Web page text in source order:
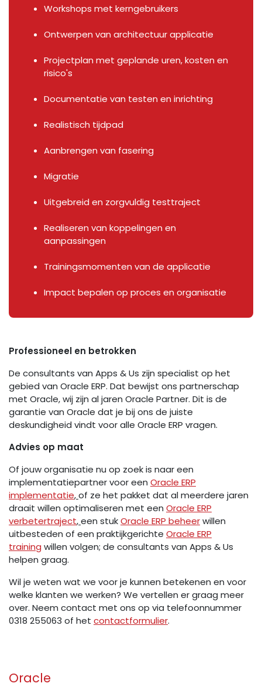
Workshops met kerngebruikers
Ontwerpen van architectuur applicatie
Projectplan met geplande uren, kosten en
risico's
Documentatie van testen en inrichting
Realistisch tijdpad
Aanbrengen van fasering
Migratie
Uitgebreid en zorgvuldig testtraject
Realiseren van koppelingen en
aanpassingen
Trainingsmomenten van de applicatie
Impact bepalen op proces en organisatie
Professioneel en betrokken
De consultants van Apps & Us zijn specialist op het
gebied van Oracle ERP. Dat bewijst ons partnerschap
met Oracle, wij zijn al jaren Oracle Partner. Dit is de
garantie van Oracle dat je bij ons de juiste
deskundigheid vindt voor alle Oracle ERP vragen.
Advies op maat
Of jouw organisatie nu op zoek is naar een
implementatiepartner voor een Oracle ERP
implementatie,of ze het pakket dat al meerdere jaren
draait willen optimaliseren met een Oracle ERP
verbetertraject,een stukOracle ERP beheerwillen
uitbesteden of een praktijkgerichte Oracle ERP
training willen volgen; de consultants van Apps & Us
helpen graag.
Wil je weten wat we voor je kunnen betekenen en voor
welke klanten we werken? We vertellen er graag meer
over. Neem contact met ons op via telefoonnummer
0318 255063 of het contactformulier.
Oracle